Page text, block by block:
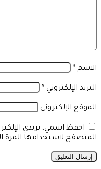
الاسم *
البريد الإلكتروني *
الموقع الإلكتروني
احفظ اسمي، بريدي
المتصفح لاستخدامها المرة